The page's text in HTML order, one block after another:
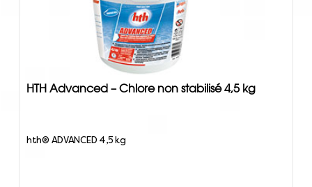
HTH Advanced – Chlore non stabilisé 4,5 kg
hth® ADVANCED 4,5 kg